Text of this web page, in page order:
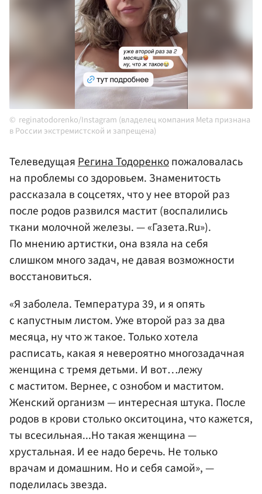
reginatodorenko/Instagram (владелец компания Meta признана
в России экстремистской и запрещена)
ТелеведущаяРегина Тодоренкопожаловалась
на проблемы со здоровьем. Знаменитость
рассказала в соцсетях, что у нее второй раз
после родов развился мастит (воспалились
ткани молочной железы. — «Газета.Ru»).
По мнению артистки, она взяла на себя
слишком много задач, не давая возможности
восстановиться.
«Я заболела. Температура 39, и я опять
с капустным листом. Уже второй раз за два
месяца, ну что ж такое. Только хотела
расписать, какая я невероятно многозадачная
женщина с тремя детьми. И вот…лежу
с маститом. Вернее, с ознобом и маститом.
Женский организм — интересная штука. После
родов в крови столько окситоцина, что кажется,
ты всесильная...Но такая женщина —
хрустальная. И ее надо беречь. Не только
врачам и домашним. Но и себя самой», —
поделилась звезда.